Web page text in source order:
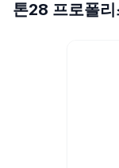
톤28 프로폴리